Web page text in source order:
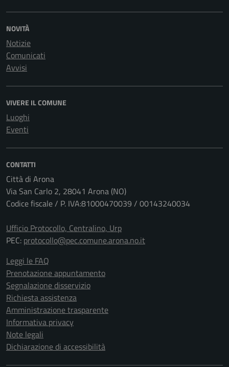
NOVITÀ
Notizie
Comunicati
Avvisi
VIVERE IL COMUNE
Luoghi
Eventi
CONTATTI
Città di Arona
Via San Carlo 2, 28041 Arona (NO)
Codice fiscale / P. IVA:81000470039 / 00143240034
Ufficio Protocollo, Centralino, Urp
PEC: protocollo@pec.comune.arona.no.it
Leggi le FAQ
Prenotazione appuntamento
Segnalazione disservizio
Richiesta assistenza
Amministrazione trasparente
Informativa privacy
Note legali
Dichiarazione di accessibilità